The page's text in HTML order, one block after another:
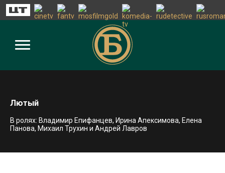
Лютый
В ролях: Владимир Епифанцев, Ирина Апексимова, Елена
Панова, Михаил Трухин и Андрей Лавров